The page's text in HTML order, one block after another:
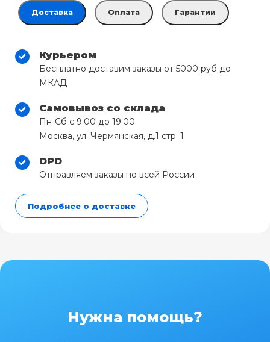
Доставка Оплата Гарантии
Курьером
Бесплатно доставим заказы от 5000 руб до
МКАД
Самовывоз со склада
Пн-Сб с 9:00 до 19:00
Москва, ул. Чермянская, д.1 стр. 1
DPD
Отправляем заказы по всей России
Подробнее о доставке
Нужна помощь?